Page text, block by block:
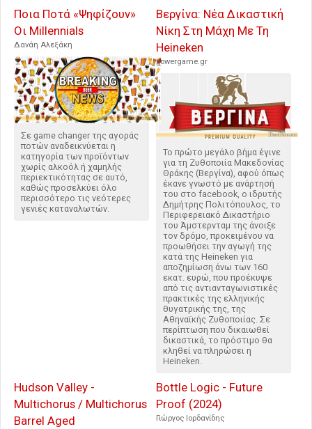
Ποια Ποτά «Ψηφίζουν»
Οι Millennials
Δανάη Αλεξάκη
Σε game changer της αγοράς
ποτών αναδεικνύεται η
κατηγορία των προϊόντων
χωρίς αλκοόλ ή χαμηλής
περιεκτικότητας σε αυτό,
καθώς προσελκύει όλο
περισσότερο τις νεότερες
γενιές καταναλωτών.
Βεργίνα: Νέα Δικαστική
Νίκη Στη Μάχη Με Τη
Heineken
powergame.gr
Το πρώτο μεγάλο βήμα έγινε
για τη Ζυθοποιία Μακεδονίας
Θράκης (Βεργίνα), αφού όπως
έκανε γνωστό με ανάρτησή
του στο facebook, o ιδρυτής
Δημήτρης Πολιτόπουλος, το
Περιφερειακό Δικαστήριο
του Άμστερνταμ της άνοιξε
τον δρόμο, προκειμένου να
προωθήσει την αγωγή της
κατά της Heineken για
αποζημίωση άνω των 160
εκατ. ευρώ, που προέκυψε
από τις αντιανταγωνιστικές
πρακτικές της ελληνικής
θυγατρικής της, της
Αθηναϊκής Ζυθοποιίας. Σε
περίπτωση που δικαιωθεί
δικαστικά, το πρόστιμο θα
κληθεί να πληρώσει η
Heineken.
Hudson Valley -
Multichorus / Multichorus
Barrel Aged
Bottle Logic - Future
Proof (2024)
Γιώργος Ιορδανίδης